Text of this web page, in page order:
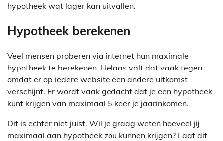
hypotheek wat lager kan uitvallen.
Hypotheek berekenen
Veel mensen proberen via internet hun maximale
hypotheek te berekenen. Helaas valt dat vaak tegen
omdat er op iedere website een andere uitkomst
verschijnt. Er wordt vaak gedacht dat je een hypotheek
kunt krijgen van maximaal 5 keer je jaarinkomen.
Dit is echter niet juist. Wil je graag weten hoeveel jij
maximaal aan hypotheek zou kunnen krijgen? Laat dit